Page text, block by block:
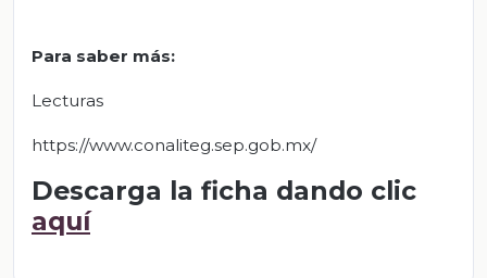
Para saber más:
Lecturas
https://www.conaliteg.sep.gob.mx/
Descarga la ficha dando clic
aquí